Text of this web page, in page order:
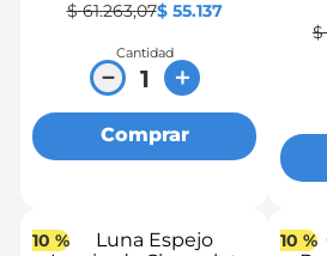
mazda 2
$ 61.263,07$ 55.137
Cantidad
＋
－
Comprar
$
10 % 10 %